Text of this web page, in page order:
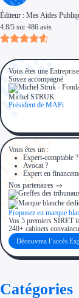
Éditeur : Mes Aides
4.8/5 sur 486 avis
Vous êtes une
Soyez accompagné
Michel STRUK
Président de MAPi
Vous êtes un :
Expert-comptable ?
Avocat ?
Expert en
Nos partenaires
Proposez en marque
Vos 5 premiers SIRET
240+ cabinets
Découvrez l’accès
Catégories